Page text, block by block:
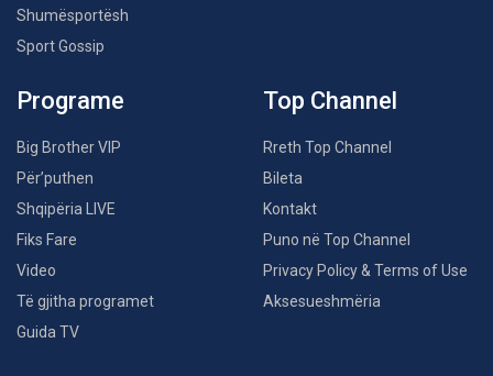
Shumësportësh
Sport Gossip
Programe
Big Brother VIP
Për’puthen
Shqipëria LIVE
Fiks Fare
Video
Të gjitha programet
Guida TV
Top Channel
Rreth Top Channel
Bileta
Kontakt
Puno në Top Channel
Privacy Policy & Terms of Use
Aksesueshmëria